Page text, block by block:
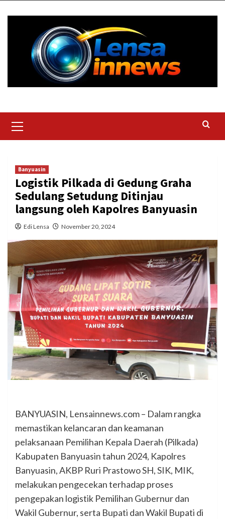
Menu
Banyuasin
Logistik Pilkada di Gedung Graha
Sedulang Setudung Ditinjau
langsung oleh Kapolres Banyuasin
Edi Lensa November 20, 2024
BANYUASIN, Lensainnews.com – Dalam rangka
memastikan kelancaran dan keamanan
pelaksanaan Pemilihan Kepala Daerah (Pilkada)
Kabupaten Banyuasin tahun 2024, Kapolres
Banyuasin, AKBP Ruri Prastowo SH, SIK, MIK,
melakukan pengecekan terhadap proses
pengepakan logistik Pemilihan Gubernur dan
Wakil Gubernur, serta Bupati dan Wakil Bupati di